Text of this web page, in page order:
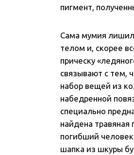
пигмент,
Сама мумия
телом и, скорее
прическу
связывают с тем,
набор вещей из
набедренной
специально
найдена травяная
погибший
шапка из шкуры